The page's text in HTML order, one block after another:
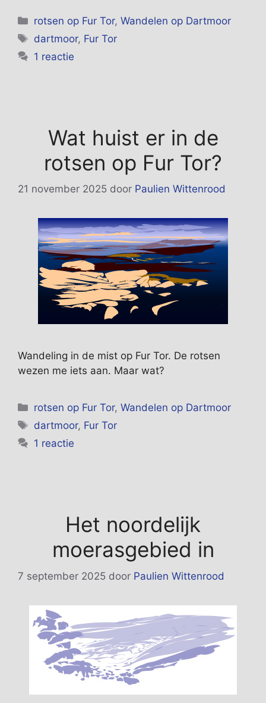
Categorieën
rotsen op Fur Tor,Wandelen op Dartmoor
Tags
dartmoor, Fur Tor
1 reactie
Wat huist er in de
rotsen op Fur Tor?
21 november 2025 door Paulien Wittenrood
Wandeling in de mist op Fur Tor. De rotsen
wezen me iets aan. Maar wat?
Categorieën
rotsen op Fur Tor,Wandelen op Dartmoor
Tags
dartmoor, Fur Tor
1 reactie
Het noordelijk
moerasgebied in
7 september 2025 door Paulien Wittenrood